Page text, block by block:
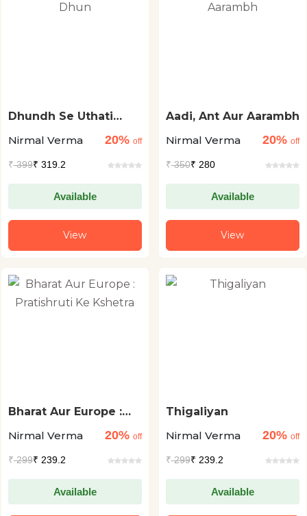
Dhundh Se Uthati
Nirmal Verma
20% off
₹399₹ 319.2
Available
View
Aadi, Ant Aur Aarambh
Nirmal Verma
20% off
₹350₹ 280
Available
View
Bharat Aur Europe :
Nirmal Verma
20% off
₹299₹ 239.2
Available
Thigaliyan
Nirmal Verma
20% off
₹299₹ 239.2
Available